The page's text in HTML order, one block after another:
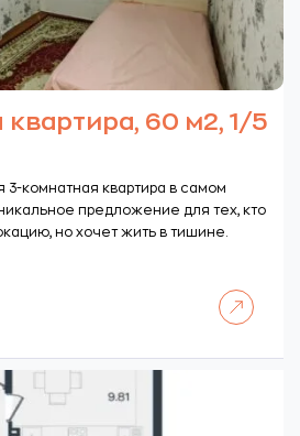
квартира, 60 м2, 1/5
3-комнатная квартира в самом
предложение для тех, кто
но хочет жить в тишине.